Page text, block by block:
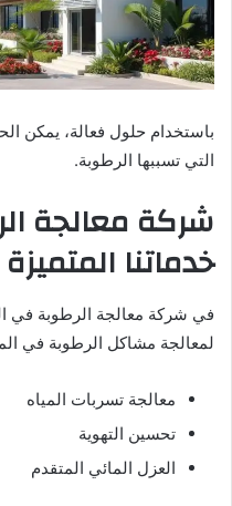
باستخدام حلول فعالة، يمكن
التي تسببها الرطوبة.
شركة معالجة
خدماتنا المتميزة
في شركة معالجة الرطوبة في
لمعالجة مشاكل الرطوبة في
معالجة تسربات المياه
تحسين التهوية
العزل المائي المتقدم